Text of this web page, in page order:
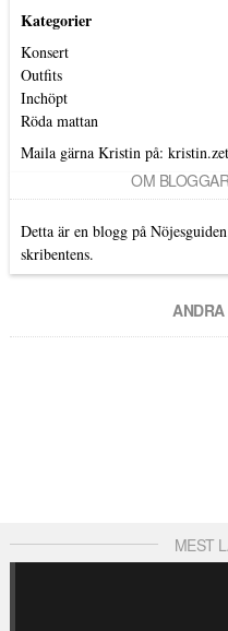
Kategorier
Konsert
Outfits
Inchöpt
Röda mattan
Maila gärna Kristin på:
OM
Detta är en blogg på
skribentens.
MEST